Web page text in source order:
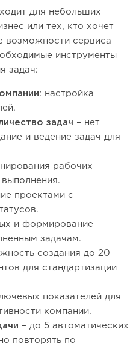
для небольших
или тех, кто хочет
возможности сервиса
инструменты
задач:
настройка
задач – нет
и ведение задач для
рабочих
проектами с
и формирование
задачам.
создания до 20
для стандартизации
показателей для
компании.
– до 5 автоматических
повторять по